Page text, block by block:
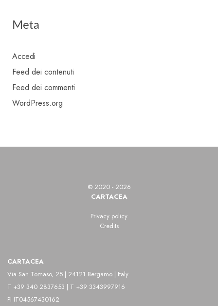
Meta
Accedi
Feed dei contenuti
Feed dei commenti
WordPress.org
© 2020 - 2026
CARTACEA
Privacy policy
Credits
CARTACEA
Via San Tomaso, 25 | 24121 Bergamo | Italy
T +39 340 2837653 | T +39 3343997916
PI IT04567430162